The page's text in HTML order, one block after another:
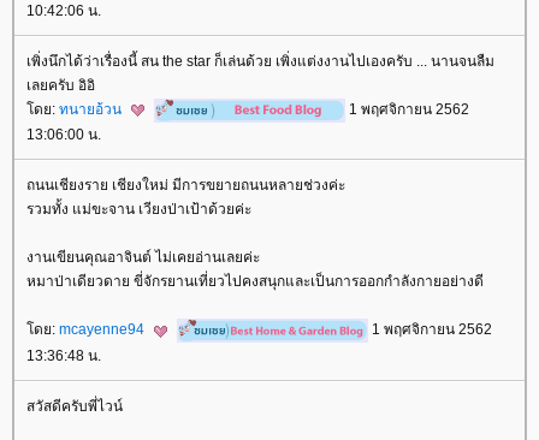
10:42:06 น.
เพิ่งนึกได้ว่าเรื่องนี้ สน the star ก็เล่นด้วย เพิ่งแต่งงานไปเองครับ ... นานจนลืม
เลยครับ อิอิ
ดย: ทนายอ้วน
1 พฤศจิกายน 2562
13:06:00 น.
ถนนเชียงราย เชียงใหม่ มีการขยายถนนหลายช่วงค่ะ
รวมทั้ง แม่ขะจาน เวียงป่าเป้าด้วยค่ะ
งานเขียนคุณอาจินต์ ไม่เคยอ่านเลยค่ะ
หมาป่าเดียวดาย ขี่จักรยานเที่ยวไปคงสนุกและเป็นการออกกำลังกายอย่างดี
ดย: mcayenne94
1 พฤศจิกายน 2562
13:36:48 น.
สวัสดีครับพี่ไวน์